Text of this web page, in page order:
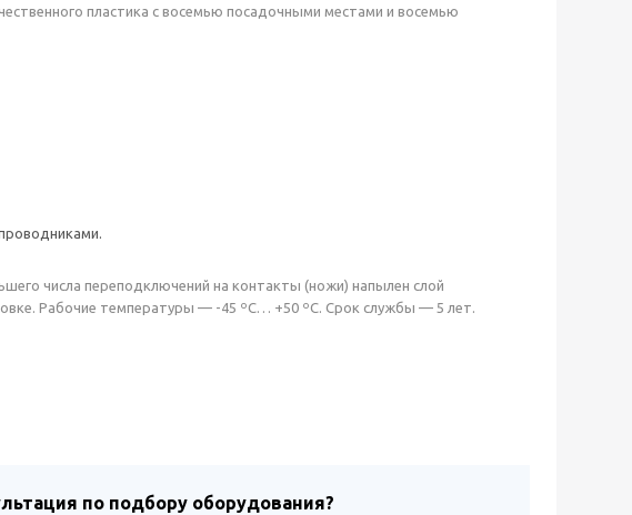
пластика с восемью посадочными местами и восемью
числа переподключений на контакты (ножи) напылен слой
Рабочие температуры — -45 ºС… +50 ºС. Срок службы — 5 лет.
по подбору оборудования?